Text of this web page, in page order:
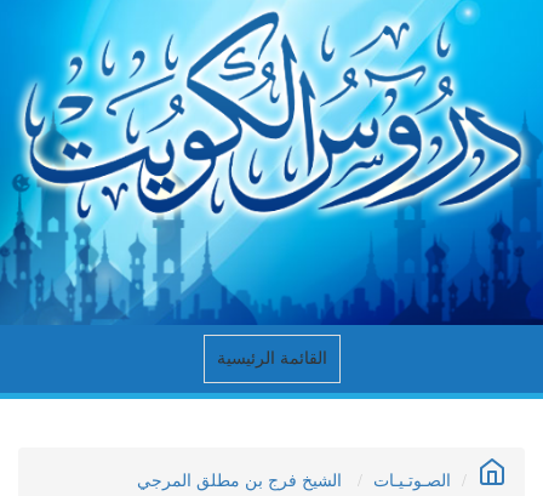
القائمة الرئيسية
الصـوتـيـات الشيخ فرج بن مطلق المرجي